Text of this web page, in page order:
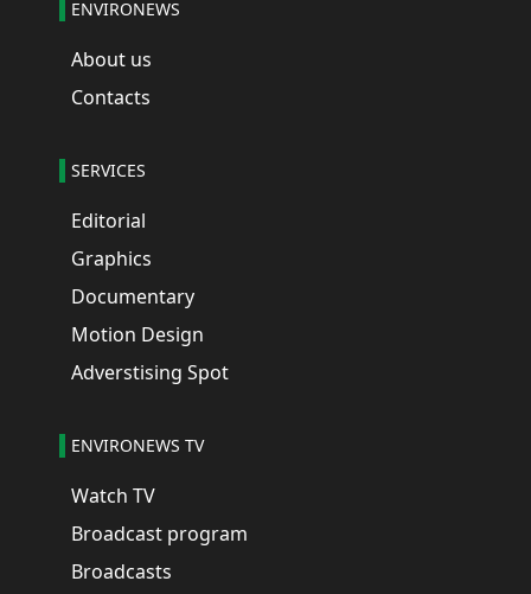
ENVIRONEWS
About us
Contacts
SERVICES
Editorial
Graphics
Documentary
Motion Design
Adverstising Spot
ENVIRONEWS TV
Watch TV
Broadcast program
Broadcasts